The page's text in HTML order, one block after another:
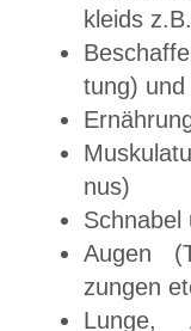
kleids
tung)
nus)
Schnabel
Augen
zung­en
Lunge,